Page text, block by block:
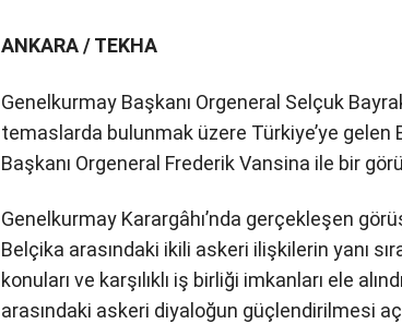
ANKARA / TEKHA
Genelkurmay Başkanı Orgeneral Selçuk
temaslarda bulunmak üzere Türkiye’ye gelen
Başkanı Orgeneral Frederik Vansina ile bir
Genelkurmay Karargâhı’nda gerçekleşen
Belçika arasındaki ikili askeri ilişkilerin yanı
konuları ve karşılıklı iş birliği imkanları ele
arasındaki askeri diyaloğun güçlendirilmesi